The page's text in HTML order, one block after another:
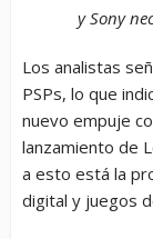
y Sony
Los analistas
PSPs, lo que
nuevo empuje
lanzamiento de
a esto está la
digital y juegos